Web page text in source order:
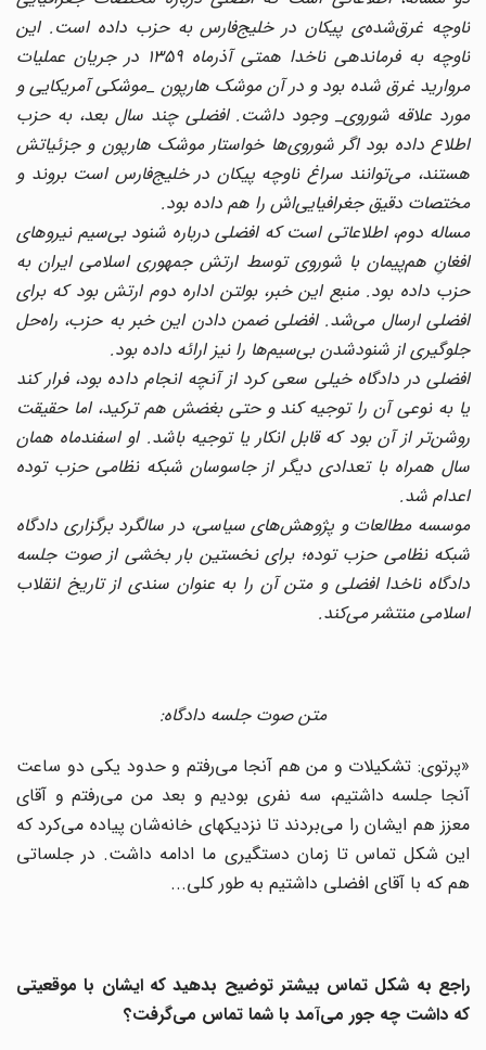
ناوچه غرق‌شده‌ی پیکان در خلیج‌فارس به حزب داده است. این
ناوچه به فرماندهی ناخدا همتی آذرماه ۱۳۵۹ در جریان عملیات
مروارید غرق شده بود و در آن موشک هارپون _موشکی آمریکایی و
مورد علاقه شوروی_ وجود داشت. افضلی چند سال بعد، به حزب
اطلاع داده بود اگر شوروی‌ها خواستار موشک هارپون و جزئیاتش
هستند، می‌توانند سراغ ناوچه پیکان در خلیج‌فارس است بروند و
مختصات دقیق جغرافیایی‌اش را هم داده بود.
مساله دوم، اطلاعاتی است که افضلی درباره شنود بی‌سیم‌ نیروهای
افغانِ هم‌پیمان با شوروی توسط ارتش جمهوری اسلامی ایران به
حزب داده بود. منبع این خبر، بولتن اداره دوم ارتش بود که برای
افضلی ارسال می‌شد. افضلی ضمن دادن این خبر به حزب، راه‌حل
جلوگیری از شنودشدن بی‌سیم‌ها را نیز ارائه داده بود.
افضلی در دادگاه خیلی سعی کرد از آنچه انجام داده بود، فرار کند
یا به نوعی آن را توجیه کند و حتی بغضش هم ترکید، اما حقیقت
روشن‌تر از آن بود که قابل انکار یا توجیه باشد. او اسفندماه همان
سال همراه با تعدادی دیگر از جاسوسان شبکه نظامی حزب توده
اعدام شد.
موسسه مطالعات و پژوهش‌های سیاسی، در سالگرد برگزاری دادگاه
شبکه نظامی حزب توده؛ برای نخستین بار بخشی از صوت جلسه
دادگاه ناخدا افضلی و متن آن را به عنوان سندی از تاریخ انقلاب
اسلامی منتشر می‌کند.
متن صوت جلسه دادگاه:
«پرتوی: تشکیلات و من هم آنجا می‌‌رفتم و حدود یکی دو ساعت
آنجا جلسه داشتیم، سه نفری بودیم و بعد من می‌‌رفتم و آقای
معزز هم ایشان را می‌‌بردند تا نزدیکهای خانه‌شان پیاده می‌‌کرد که
این شکل تماس تا زمان دستگیری ما ادامه داشت. در جلساتی
هم که با آقای افضلی داشتیم به طور کلی...
راجع به شکل تماس بیشتر توضیح بدهید که ایشان با موقعیتی
که داشت چه جور می‌‌آمد با شما تماس می‌‌گرفت؟